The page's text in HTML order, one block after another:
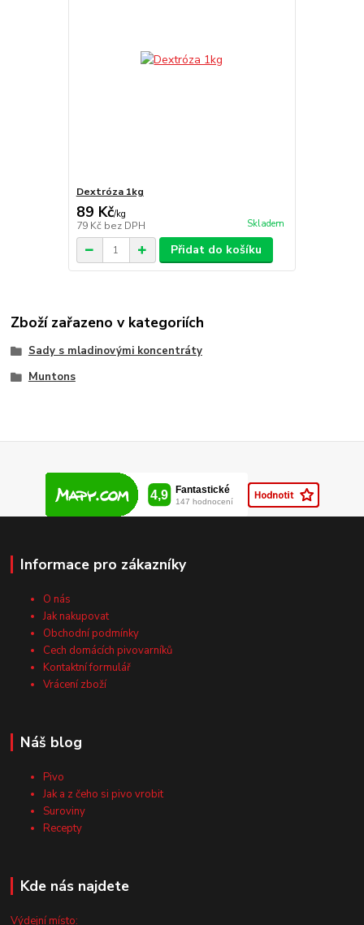
Dextróza 1kg
89 Kč/kg
79 Kč bez DPH Skladem
Přidat do košíku
Zboží zařazeno v kategoriích
Sady s mladinovými koncentráty
Muntons
Informace pro zákazníky
O nás
Jak nakupovat
Obchodní podmínky
Cech domácích pivovarníků
Kontaktní formulář
Vrácení zboží
Náš blog
Pivo
Jak a z čeho si pivo vrobit
Suroviny
Recepty
Kde nás najdete
Výdejní místo: